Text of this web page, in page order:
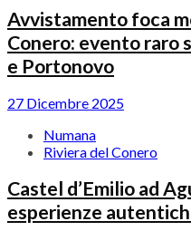
Avvistamento foca
Conero: evento raro
e Portonovo
27 Dicembre 2025
Numana
Riviera del Conero
Castel d’Emilio ad
esperienze